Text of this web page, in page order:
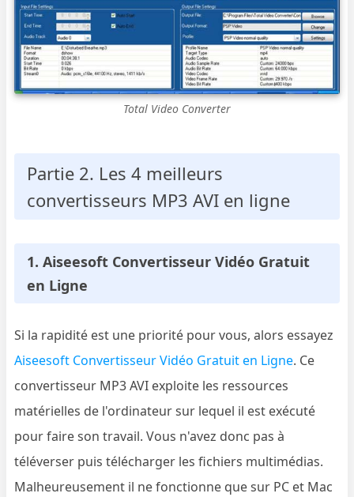
Total Video Converter
Partie 2. Les 4 meilleurs
convertisseurs MP3 AVI en ligne
1. Aiseesoft Convertisseur Vidéo Gratuit
en Ligne
Si la rapidité est une priorité pour vous, alors essayez
Aiseesoft Convertisseur Vidéo Gratuit en Ligne. Ce
convertisseur MP3 AVI exploite les ressources
matérielles de l'ordinateur sur lequel il est exécuté
pour faire son travail. Vous n'avez donc pas à
téléverser puis télécharger les fichiers multimédias.
Malheureusement il ne fonctionne que sur PC et Mac